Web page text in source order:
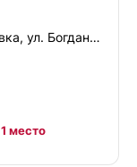
Моск. обл., Королев, мкр. Валентиновка, ул. Богдана Хмельницкого, 8/17
1 место